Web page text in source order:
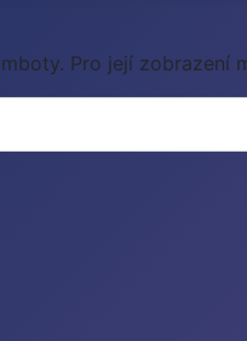
Pro její zobrazení